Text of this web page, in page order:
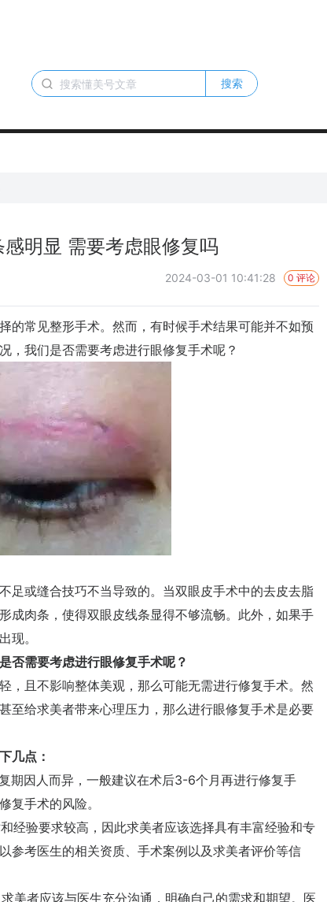
搜索
明显 需要考虑眼修复吗
2024-03-01 10:41:28 0 评论
常见整形手术。然而，有时候手术结果可能并不如预
，我们是否需要考虑进行眼修复手术呢？
或缝合技巧不当导致的。当双眼皮手术中的去皮去脂
成肉条，使得双眼皮线条显得不够流畅。此外，如果手
现。
否需要考虑进行眼修复手术呢？
且不影响整体美观，那么可能无需进行修复手术。然
至给求美者带来心理压力，那么进行眼修复手术是必要
几点：
期因人而异，一般建议在术后3-6个月再进行修复手
复手术的风险。
经验要求较高，因此求美者应该选择具有丰富经验和专
参考医生的相关资质、手术案例以及求美者评价等信
美者应该与医生充分沟通，明确自己的需求和期望。医